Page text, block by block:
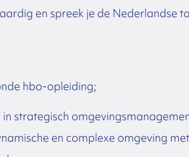
en spreek je de Nederlandse
hbo-opleiding;
strategisch
en complexe omgeving